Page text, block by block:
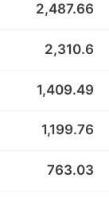
2,487.66
2,310.6
1,409.49
1,199.76
763.03